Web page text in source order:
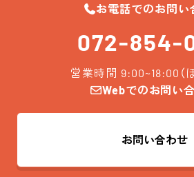
お電話でのお問い
072-854-
営業時間 9:00~18:00（
Webでのお問い
お問い合わせ